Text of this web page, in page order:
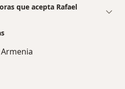
que acepta Rafael